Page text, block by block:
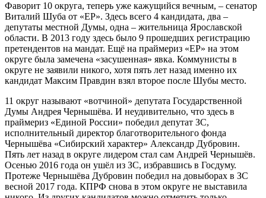
Фаворит 10 округа, теперь уже кажущийся вечным, – сенатор
Виталий Шуба от «ЕР». Здесь всего 4 кандидата, два –
депутаты местной Думы, одна – жительница Ярославской
области. В 2013 году здесь было 9 прошедших регистрацию
претендентов на мандат. Ещё на праймериз «ЕР» на этом
округе была замечена «засушенная» явка. Коммунисты в
округе не заявили никого, хотя пять лет назад именно их
кандидат Максим Правдин взял второе после Шубы место.
11 округ называют «вотчиной» депутата Государственной
Думы Андрея Чернышёва. И неудивительно, что здесь в
праймериз «Единой России» победил депутат ЗС,
исполнительный директор благотворительного фонда
Чернышёва «Сибирский характер» Александр Дубровин.
Пять лет назад в округе лидером стал сам Андрей Чернышёв.
Осенью 2016 года он ушёл из ЗС, избравшись в Госдуму.
Протеже Чернышёва Дубровин победил на довыборах в ЗС
весной 2017 года. КПРФ снова в этом округе не выставила